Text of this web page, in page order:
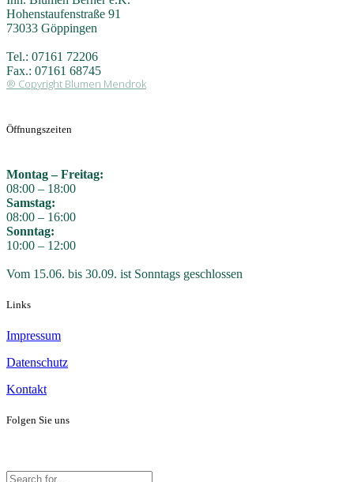
Hohenstaufenstraße 91
73033 Göppingen
Tel.: 07161 72206
Fax.: 07161 68745
® Copyright Blumen Mendrok
Öffnungszeiten
Montag – Freitag:
08:00 – 18:00
Samstag:
08:00 – 16:00
Sonntag:
10:00 – 12:00
Vom 15.06. bis 30.09. ist Sonntags geschlossen
Links
Impressum
Datenschutz
Kontakt
Folgen Sie uns